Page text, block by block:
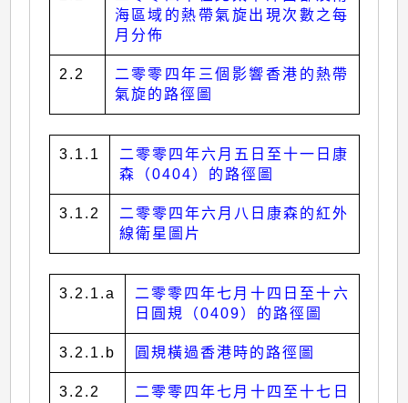
海區域的熱帶氣旋出現次數之每
月分佈
2.2
二零零四年三個影響香港的熱帶
氣旋的路徑圖
3.1.1
二零零四年六月五日至十一日康
森（0404）的路徑圖
3.1.2
二零零四年六月八日康森的紅外
線衛星圖片
3.2.1.a
二零零四年七月十四日至十六
日圓規（0409）的路徑圖
3.2.1.b 圓規橫過香港時的路徑圖
3.2.2
二零零四年七月十四至十七日